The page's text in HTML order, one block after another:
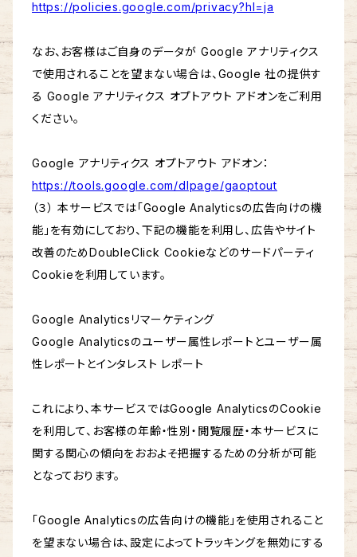
https://policies.google.com/privacy?hl=ja
なお、お客様はご自身のデータが Google アナリティクス
で使用されることを望まない場合は、Google 社の提供す
る Google アナリティクス オプトアウト アドオンをご利用
ください。
Google アナリティクス オプトアウト アドオン：
https://tools.google.com/dlpage/gaoptout
（３） 本サービスでは「Google Analyticsの広告向けの機
能」を有効にしており、下記の機能を利用し、広告やサイト
改善のためDoubleClick Cookieなどのサードパーティ
Cookieを利用しています。
Google Analyticsリマーケティング
Google Analyticsのユーザー属性レポートとユーザー属
性レポートとインタレスト レポート
これにより、本サービスではGoogle AnalyticsのCookie
を利用して、お客様の年齢・性別・閲覧履歴・本サービスに
関する関心の傾向をおおよそ把握するための分析が可能
となっております。
「Google Analyticsの広告向けの機能」を使用されること
を望まない場合は、設定によってトラッキングを無効にする